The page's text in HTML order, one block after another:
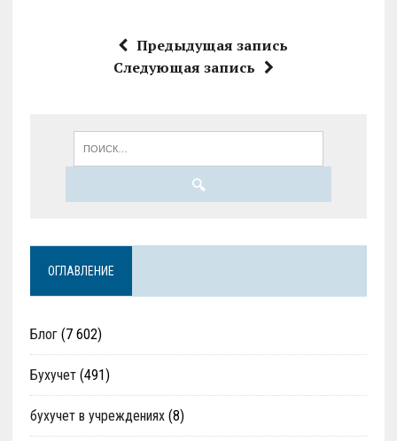
Предыдущая запись
Следующая запись
ОГЛАВЛЕНИЕ
Блог(7 602)
Бухучет(491)
бухучет в учреждениях(8)